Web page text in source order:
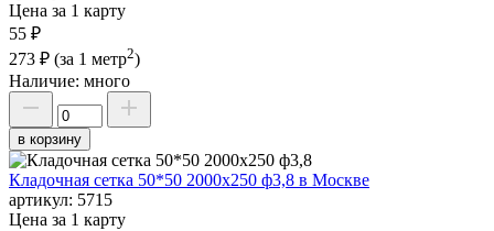
Цена за 1 карту
55 ₽
273 ₽ (за 1 метр2)
Наличие: много
в корзину
Кладочная сетка 50*50 2000х250 ф3,8 в Москве
артикул: 5715
Цена за 1 карту